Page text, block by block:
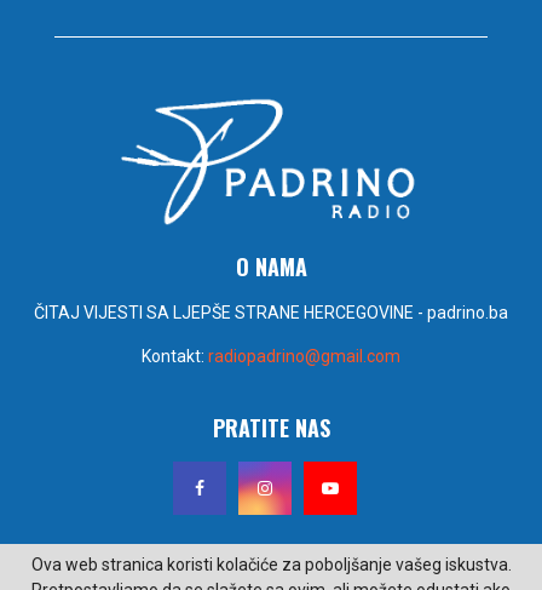
O NAMA
ČITAJ VIJESTI SA LJEPŠE STRANE HERCEGOVINE - padrino.ba
Kontakt: radiopadrino@gmail.com
PRATITE NAS
Ova web stranica koristi kolačiće za poboljšanje vašeg iskustva.